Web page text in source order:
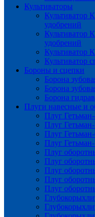
Культиваторы
Культиватор
удобрений
Культиватор
удобрений
Культиватор
Культиватор
Бороны и сцепки
Борона
Борона
Борона
Плуги навесные и
Плуг
Плуг
Плуг
Плуг
Плуг
Плуг
Плуг
Плуг
Плуг